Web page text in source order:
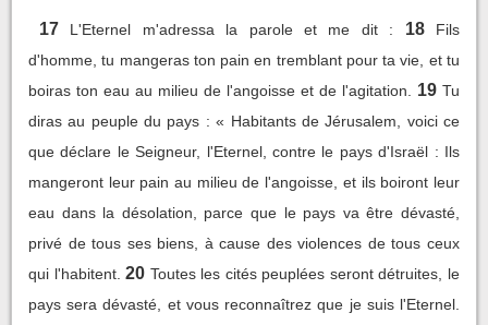
17 L'Eternel m'adressa la parole et me dit : 18
Fils
d'homme, tu mangeras ton pain en tremblant pour ta vie, et tu
boiras ton eau au milieu de l'angoisse et de l'agitation.
19 Tu
diras au peuple du pays : « Habitants de Jérusalem, voici ce
que déclare le Seigneur, l'Eternel, contre le pays d'Israël : Ils
mangeront leur pain au milieu de l'angoisse, et ils boiront leur
eau dans la désolation, parce que le pays va être dévasté,
privé de tous ses biens, à cause des violences de tous ceux
qui l'habitent. 20 Toutes les cités peuplées seront détruites, le
pays sera dévasté, et vous reconnaîtrez que je suis l'Eternel.